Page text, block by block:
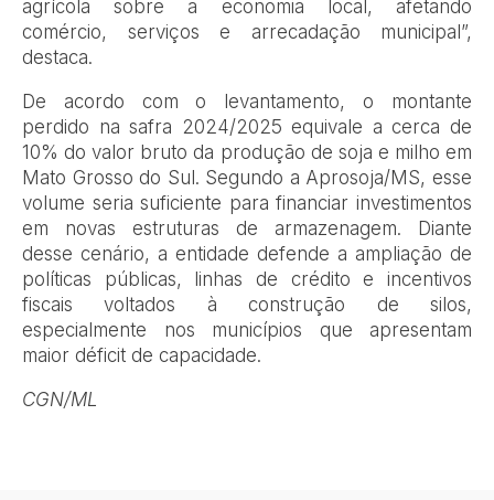
agrícola sobre a economia local, afetando
comércio, serviços e arrecadação municipal”,
destaca.
De acordo com o levantamento, o montante
perdido na safra 2024/2025 equivale a cerca de
10% do valor bruto da produção de soja e milho em
Mato Grosso do Sul. Segundo a Aprosoja/MS, esse
volume seria suficiente para financiar investimentos
em novas estruturas de armazenagem. Diante
desse cenário, a entidade defende a ampliação de
políticas públicas, linhas de crédito e incentivos
fiscais voltados à construção de silos,
especialmente nos municípios que apresentam
maior déficit de capacidade.
CGN/ML